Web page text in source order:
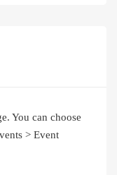
You can choose
> Event